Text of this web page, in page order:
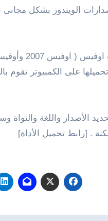
على الكمبيوتر تقوم
الأصدار واللغة
. [رابط تحميل الأداة]